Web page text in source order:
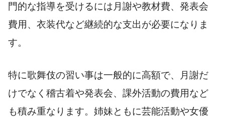
門的な指導を受けるには月謝や教材費、発表会
費用、衣装代など継続的な支出が必要になりま
す。
特に歌舞伎の習い事は一般的に高額で、月謝だ
けでなく稽古着や発表会、課外活動の費用など
も積み重なります。姉妹ともに芸能活動や女優